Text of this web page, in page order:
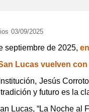
03/09/2025
septiembre de 2025,
Lucas vuelven
Jesús
y futuro es la
Lucas, “La Noche al